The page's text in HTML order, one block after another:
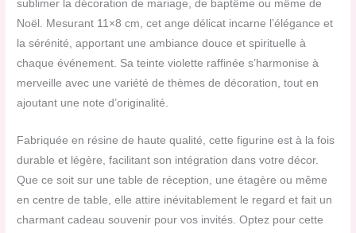
sublimer la décoration de mariage, de baptême ou même de
Noël. Mesurant 11×8 cm, cet ange délicat incarne l’élégance et
la sérénité, apportant une ambiance douce et spirituelle à
chaque événement. Sa teinte violette raffinée s’harmonise à
merveille avec une variété de thèmes de décoration, tout en
ajoutant une note d’originalité.
Fabriquée en résine de haute qualité, cette figurine est à la fois
durable et légère, facilitant son intégration dans votre décor.
Que ce soit sur une table de réception, une étagère ou même
en centre de table, elle attire inévitablement le regard et fait un
charmant cadeau souvenir pour vos invités. Optez pour cette